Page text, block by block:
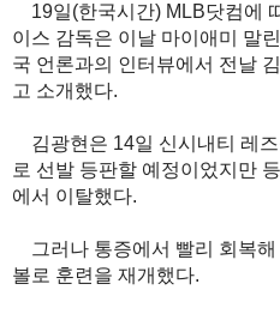
19일(한국시간) MLB닷컴에
이스 감독은 이날 마이애미 말
국 언론과의 인터뷰에서 전날
고 소개했다.
김광현은 14일 신시내티 레
로 선발 등판할 예정이었지만
에서 이탈했다.
그러나 통증에서 빨리 회복해
볼로 훈련을 재개했다.